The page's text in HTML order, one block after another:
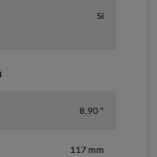
Sí
8,90 "
117 mm